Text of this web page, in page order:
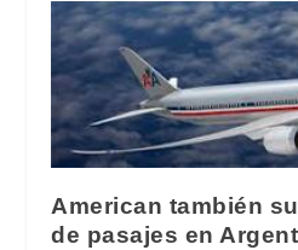
American también
de pasajes en